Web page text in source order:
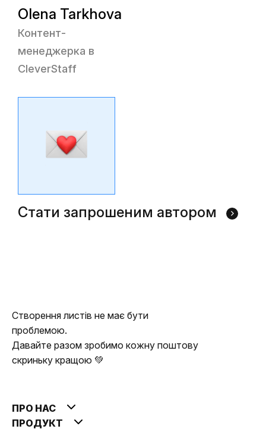
Olena Tarkhova
Контент-
менеджерка в
CleverStaff
Стати запрошеним автором
Створення листів не має бути
проблемою.
Давайте разом зробимо кожну поштову
скриньку кращою 💚
ПРО НАС
ПРОДУКТ